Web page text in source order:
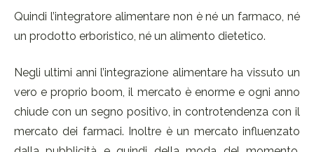
Quindi l’integratore alimentare non è né un farmaco, né
un prodotto erboristico, né un alimento dietetico.
Negli ultimi anni l’integrazione alimentare ha vissuto un
vero e proprio boom, il mercato è enorme e ogni anno
chiude con un segno positivo, in controtendenza con il
mercato dei farmaci. Inoltre è un mercato influenzato